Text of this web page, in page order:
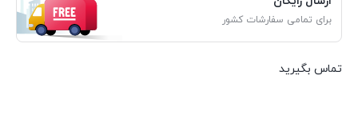
برای تمامی سفارشات کشور
تماس بگیرید